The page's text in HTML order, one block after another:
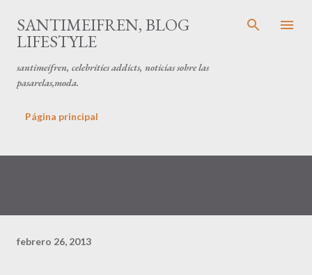
Ir al contenido principal
SANTIMEIFREN, BLOG
LIFESTYLE
santimeifren, celebrities addicts, noticias sobre las
pasarelas,moda.
Página principal
febrero 26, 2013